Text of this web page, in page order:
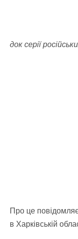
док серії
Про це
в Харківській